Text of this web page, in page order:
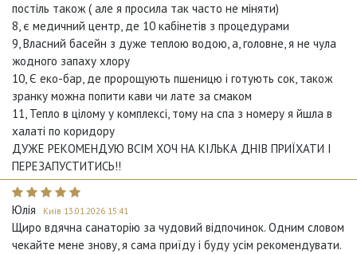
постіль також ( але я просила так часто не міняти)
8, є медичний центр, де 10 кабінетів з процедурами
9, Власний басейн з дуже теплою водою, а, головне, я не чула
жодного запаху хлору
10, Є еко-бар, де пророщують пшеницю і готують сок, також
зранку можна попити кави чи лате за смаком
11, Тепло в цілому у комплексі, тому на спа з номеру я йшла в
халаті по коридору
ДУЖЕ РЕКОМЕНДУЮ ВСІМ ХОЧ НА КІЛЬКА ДНІВ ПРИЇХАТИ І
ПЕРЕЗАПУСТИТИСЬ!!
Юлія Київ 13.01.2026 15:41
Щиро вдячна санаторію за чудовий відпочинок. Одним словом
чекайте мене знову, я сама приїду і буду усім рекомендувати.